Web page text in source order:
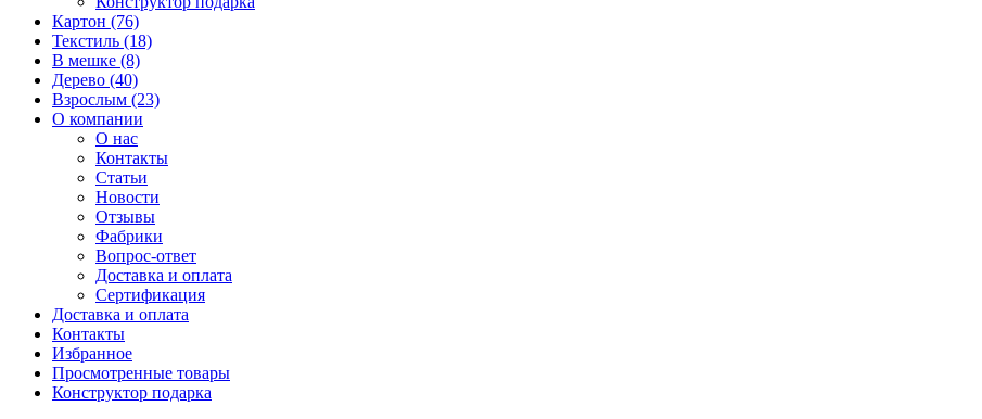
Картон (76)
Текстиль (18)
В мешке (8)
Дерево (40)
Взрослым (23)
О компании
О нас
Контакты
Статьи
Новости
Отзывы
Фабрики
Вопрос-ответ
Доставка и оплата
Сертификация
Доставка и оплата
Контакты
Избранное
Просмотренные товары
Конструктор подарка